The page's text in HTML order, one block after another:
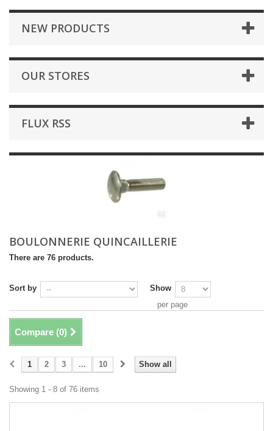
NEW PRODUCTS
OUR STORES
FLUX RSS
BOULONNERIE QUINCAILLERIE
There are 76 products.
Sort by
Show
per page
Compare (0)
Show all
1 2 3 ... 10
Showing 1 - 8 of 76 items